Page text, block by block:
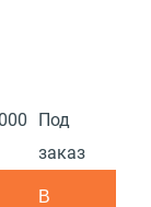
Под
заказ
В